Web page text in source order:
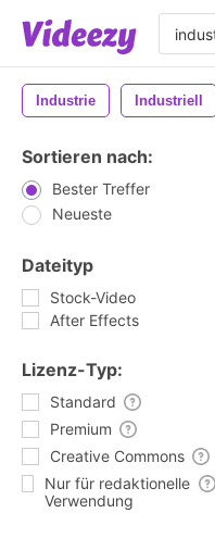
Industrie Industriell
Sortieren nach:
Bester Treffer
Neueste
Dateityp
Stock-Video
After Effects
Lizenz-Typ:
Standard
Premium
Creative Commons
Nur für redaktionelle
Verwendung